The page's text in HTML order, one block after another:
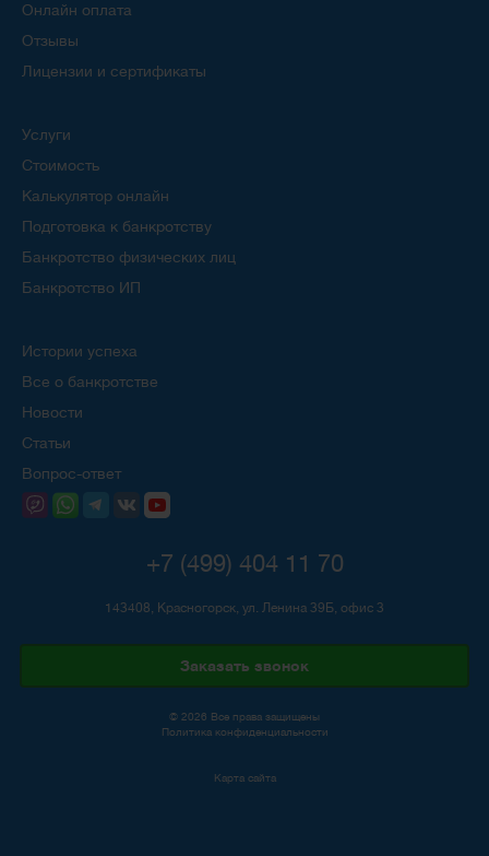
Онлайн оплата
Отзывы
Лицензии и сертификаты
Услуги
Стоимость
Калькулятор онлайн
Подготовка к банкротству
Банкротство физических лиц
Банкротство ИП
Истории успеха
Все о банкротстве
Новости
Статьи
Вопрос-ответ
+7 (499) 404 11 70
143408, Красногорск, ул. Ленина 39Б, офис 3
Заказать звонок
© 2026 Все права защищены
Политика конфиденциальности
Карта сайта